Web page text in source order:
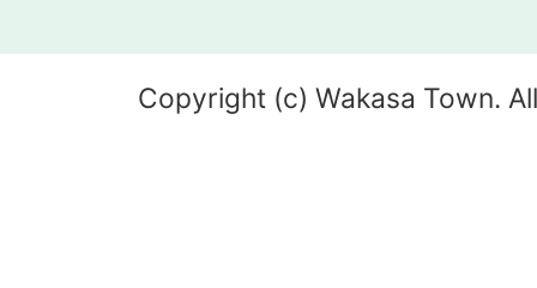
Copyright (c) Wakasa Town.